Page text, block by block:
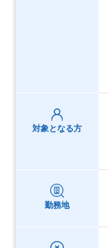
対象となる方
勤務地